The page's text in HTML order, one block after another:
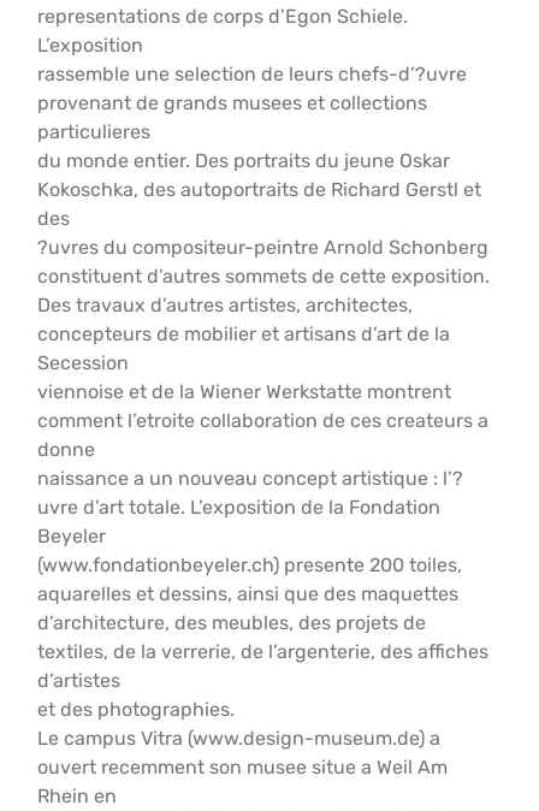
representations de corps d’Egon Schiele.
L’exposition
rassemble une selection de leurs chefs-d’?uvre
provenant de grands musees et collections
particulieres
du monde entier. Des portraits du jeune Oskar
Kokoschka, des autoportraits de Richard Gerstl et
des
?uvres du compositeur-peintre Arnold Schonberg
constituent d’autres sommets de cette exposition.
Des travaux d’autres artistes, architectes,
concepteurs de mobilier et artisans d’art de la
Secession
viennoise et de la Wiener Werkstatte montrent
comment l’etroite collaboration de ces createurs a
donne
naissance a un nouveau concept artistique : l’?
uvre d’art totale. L’exposition de la Fondation
Beyeler
(www.fondationbeyeler.ch) presente 200 toiles,
aquarelles et dessins, ainsi que des maquettes
d’architecture, des meubles, des projets de
textiles, de la verrerie, de l’argenterie, des affiches
d’artistes
et des photographies.
Le campus Vitra (www.design-museum.de) a
ouvert recemment son musee situe a Weil Am
Rhein en